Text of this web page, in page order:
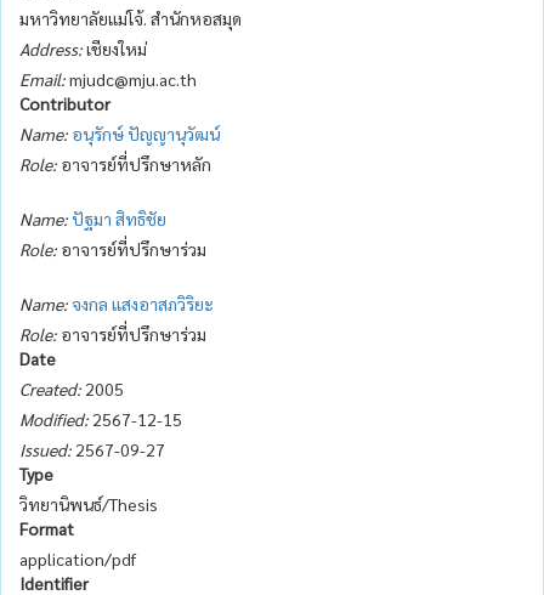
มหาวิทยาลัยแม่โจ้. สำนักหอสมุด
Address:เชียงใหม่
Email:mjudc@mju.ac.th
Contributor
Name: อนุรักษ์ ปัญญานุวัฒน์
Role: อาจารย์ที่ปรึกษาหลัก
Name:ปัฐมา สิทธิชัย
Role: อาจารย์ที่ปรึกษาร่วม
Name: จงกล แสงอาสภวิริยะ
Role: อาจารย์ที่ปรึกษาร่วม
Date
Created: 2005
Modified: 2567-12-15
Issued: 2567-09-27
Type
วิทยานิพนธ์/Thesis
Format
application/pdf
Identifier